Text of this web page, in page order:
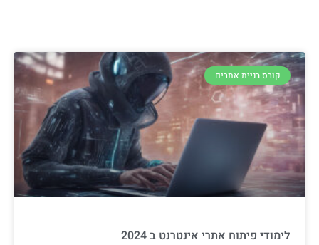
קורס בניית אתרים
לימודי פיתוח אתרי אינטרנט ב 2024